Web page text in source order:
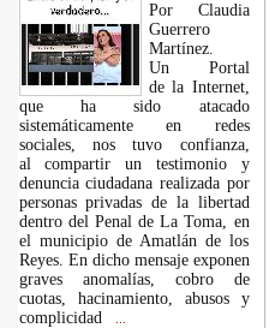
Por Claudia
Guerrero
Martínez.
​Un Portal
de la Internet,
que ha sido atacado
sistemáticamente en redes
sociales, nos tuvo confianza,
al compartir un testimonio y
denuncia ciudadana realizada por
personas privadas de la libertad
dentro del Penal de La Toma, en
el municipio de Amatlán de los
Reyes. En dicho mensaje exponen
graves anomalías, cobro de
cuotas, hacinamiento, abusos y
complicidad